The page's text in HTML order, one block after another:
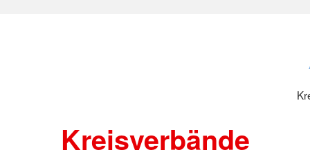
Kreisverbände